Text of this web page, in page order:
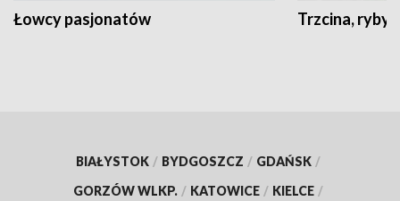
Łowcy pasjonatów Trzcina, ryby
BIAŁYSTOK / BYDGOSZCZ / GDAŃSK /
GORZÓW WLKP. / KATOWICE / KIELCE /